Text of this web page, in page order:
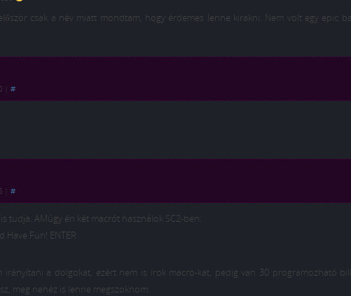
csak a név miatt mondtam, hogy érdemes lenne kirakni. Nem volt egy epic
#
#
tudja. AMúgy én két macrót használok SC2-ben:
Have Fun! ENTER
irányítani a dolgokat, ezért nem is írok macro-kat, pedig van 30 programozható
meg nehéz is lenne megszoknom.